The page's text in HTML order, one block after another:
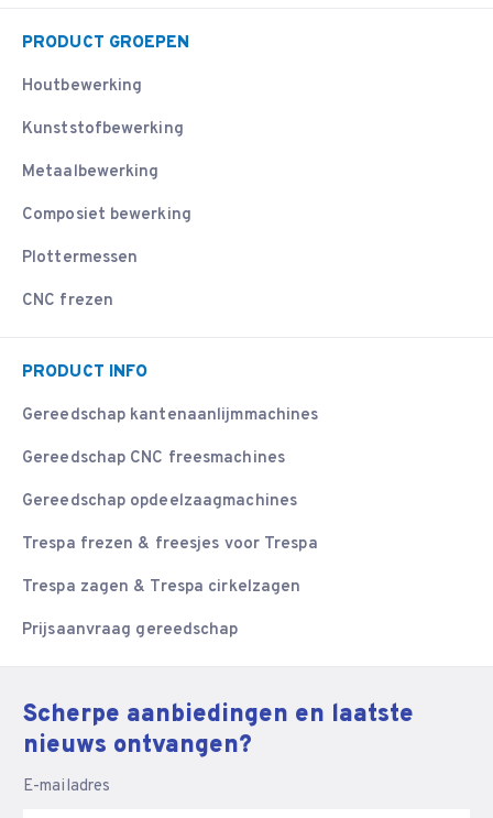
PRODUCT GROEPEN
Houtbewerking
Kunststofbewerking
Metaalbewerking
Composiet bewerking
Plottermessen
CNC frezen
PRODUCT INFO
Gereedschap kantenaanlijmmachines
Gereedschap CNC freesmachines
Gereedschap opdeelzaagmachines
Trespa frezen & freesjes voor Trespa
Trespa zagen & Trespa cirkelzagen
Prijsaanvraag gereedschap
Scherpe aanbiedingen en laatste
nieuws ontvangen?
E-mailadres